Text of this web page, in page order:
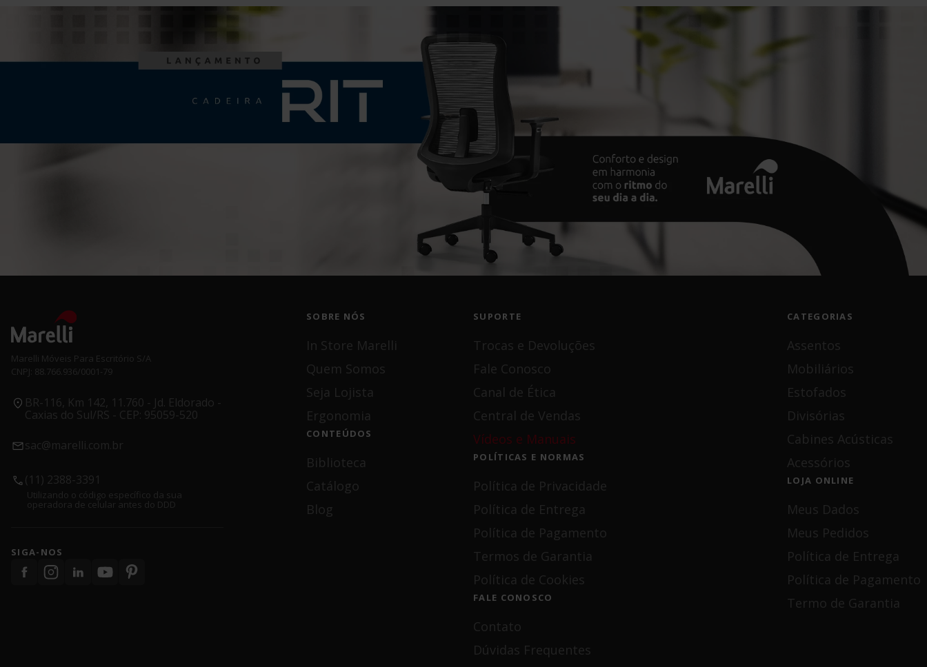
Marelli Móveis Para Escritório S/A
CNPJ: 88.766.936/0001-79
BR-116, Km 142, 11.760 - Jd. Eldorado -
Caxias do Sul/RS - CEP: 95059-520
sac@marelli.com.br
(11) 2388-3391
Utilizando o código específico da sua
operadora de celular antes do DDD
SIGA-NOS
SOBRE NÓS
In Store Marelli
Quem Somos
Seja Lojista
Ergonomia
CONTEÚDOS
Biblioteca
Catálogo
Blog
SUPORTE
Trocas e Devoluções
Fale Conosco
Canal de Ética
Central de Vendas
Vídeos e Manuais
POLÍTICAS E NORMAS
Política de Privacidade
Política de Entrega
Política de Pagamento
Termos de Garantia
Política de Cookies
FALE CONOSCO
Contato
Dúvidas Frequentes
CATEGORIAS
Assentos
Mobiliários
Estofados
Divisórias
Cabines Acústicas
Acessórios
LOJA ONLINE
Meus Dados
Meus Pedidos
Política de Entrega
Política de Pagamento
Termo de Garantia